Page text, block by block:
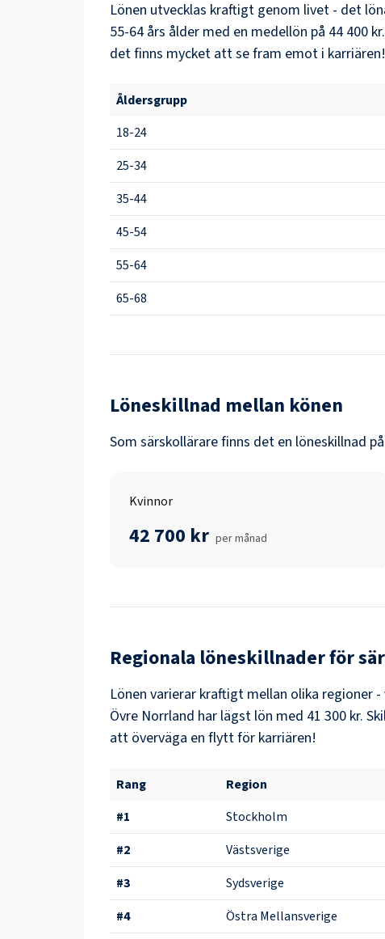
Lönen utvecklas kraftigt genom livet - det
55-64 års ålder med en medellön på 44 400 kr
det finns mycket att se fram emot i karriären!
Åldersgrupp
18-24
25-34
35-44
45-54
55-64
65-68
Löneskillnad mellan könen
Som särskollärarefinns det en löneskillnad på
Kvinnor
42 700 kr per månad
Regionala löneskillnader för
Lönen varierar kraftigt mellan olika regioner
Övre Norrland har lägst lön med 41 300 kr.
att överväga en flytt för karriären!
Rang Region
#1 Stockholm
#2 Västsverige
#3 Sydsverige
#4 Östra Mellansverige